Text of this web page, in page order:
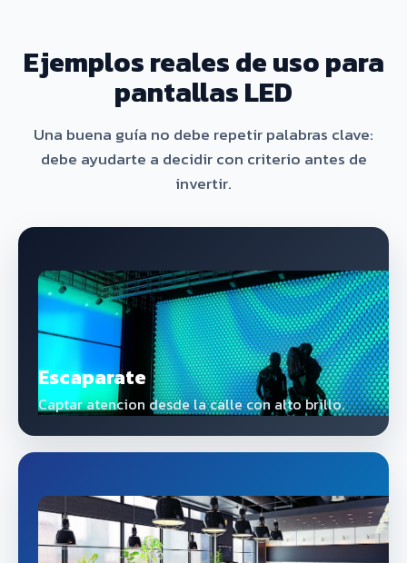
Ejemplos reales de uso para
pantallas LED
Una buena guía no debe repetir palabras clave:
debe ayudarte a decidir con criterio antes de
invertir.
Escaparate
Captar atencion desde la calle con alto brillo.